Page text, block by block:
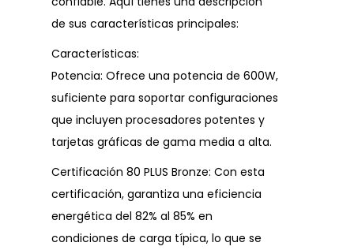
de sus características principales:
Características:
Potencia: Ofrece una potencia de 600W,
suficiente para soportar configuraciones
que incluyen procesadores potentes y
tarjetas gráficas de gama media a alta.
Certificación 80 PLUS Bronze: Con esta
certificación, garantiza una eficiencia
energética del 82% al 85% en
condiciones de carga típica, lo que se